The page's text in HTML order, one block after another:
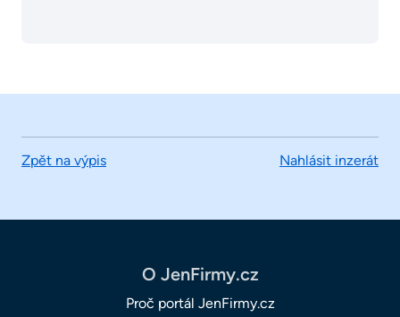
Zpět na výpis Nahlásit inzerát
O JenFirmy.cz
Proč portál JenFirmy.cz